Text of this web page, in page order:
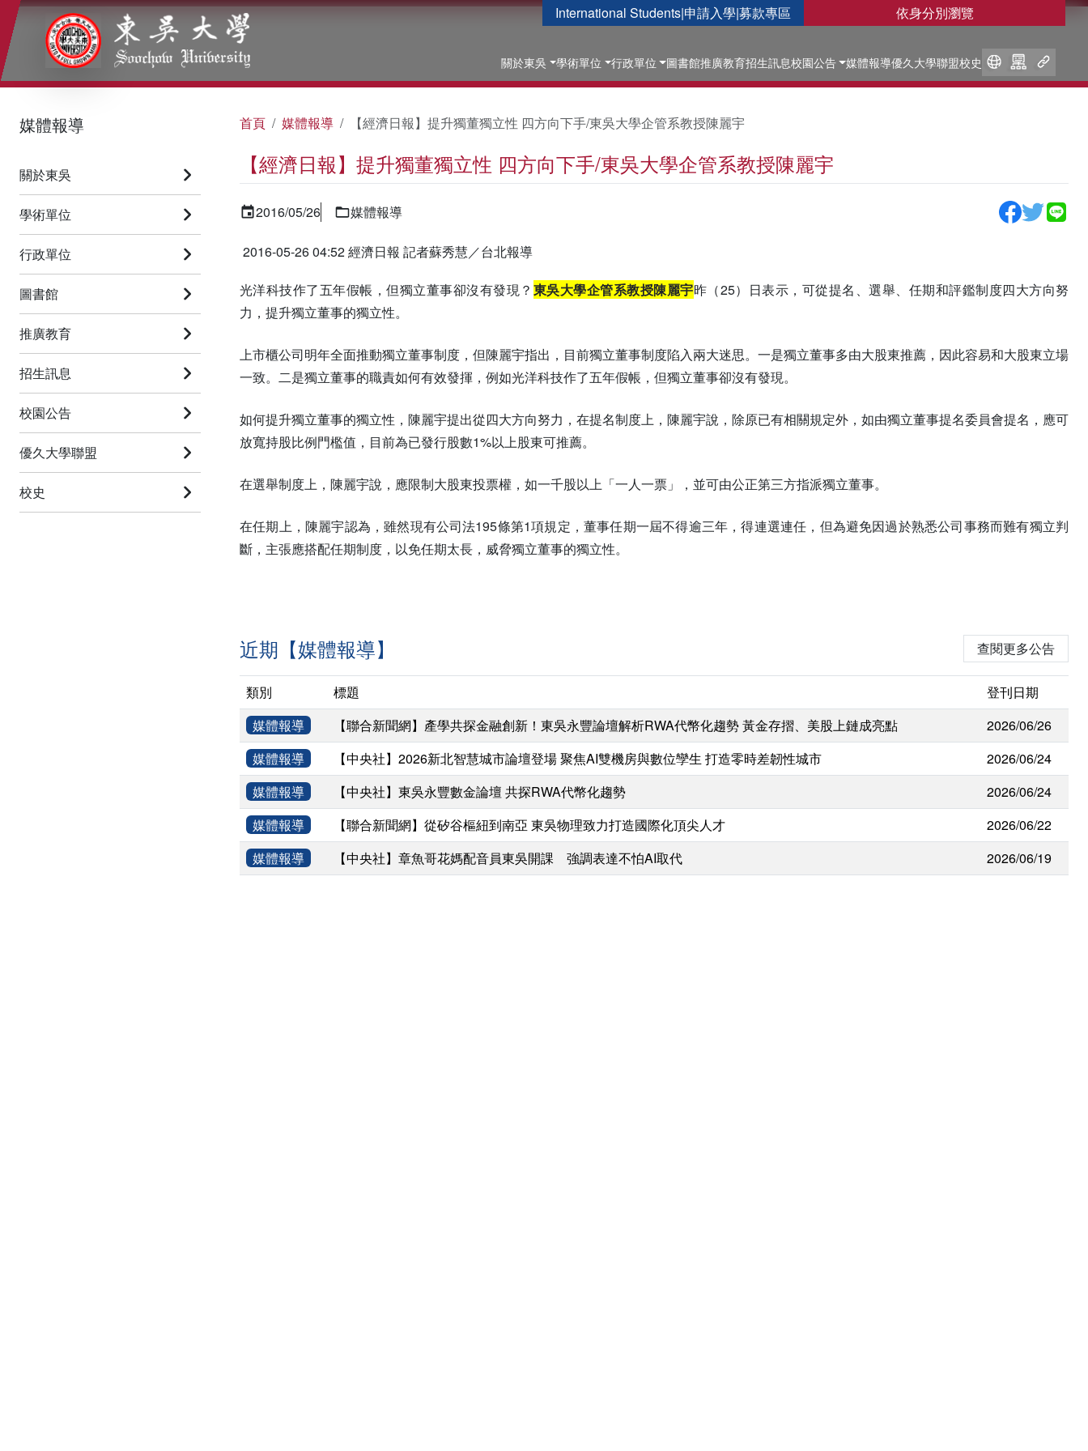
International Students|申請入學|募款專區 依身分別瀏覽
關於東吳 學術單位 行政單位 圖書館推廣教育招生訊息校園公告 媒體報導優久大學聯盟校史
:::
媒體報導
關於東吳
學術單位
行政單位
圖書館
推廣教育
招生訊息
校園公告
優久大學聯盟
校史
首頁 媒體報導 【經濟日報】提升獨董獨立性 四方向下手/東吳大學企管系教授陳麗宇
【經濟日報】提升獨董獨立性 四方向下手/東吳大學企管系教授陳麗宇
2016/05/26 媒體報導
2016-05-26 04:52 經濟日報 記者蘇秀慧／台北報導
光洋科技作了五年假帳，但獨立董事卻沒有發現？ 東吳大學企管系教授陳麗宇昨（25）日表示，可從提名、選舉、任期和評鑑制度四大方向努
力，提升獨立董事的獨立性。
上市櫃公司明年全面推動獨立董事制度，但陳麗宇指出，目前獨立董事制度陷入兩大迷思。一是獨立董事多由大股東推薦，因此容易和大股東立場
一致。二是獨立董事的職責如何有效發揮，例如光洋科技作了五年假帳，但獨立董事卻沒有發現。
如何提升獨立董事的獨立性，陳麗宇提出從四大方向努力，在提名制度上，陳麗宇說，除原已有相關規定外，如由獨立董事提名委員會提名，應可
放寬持股比例門檻值，目前為已發行股數1%以上股東可推薦。
在選舉制度上，陳麗宇說，應限制大股東投票權，如一千股以上「一人一票」，並可由公正第三方指派獨立董事。
在任期上，陳麗宇認為，雖然現有公司法195條第1項規定，董事任期一屆不得逾三年，得連選連任，但為避免因過於熟悉公司事務而難有獨立判
斷，主張應搭配任期制度，以免任期太長，威脅獨立董事的獨立性。
近期【媒體報導】 查閱更多公告
類別 標題
登刊日期
媒體報導
【聯合新聞網】產學共探金融創新！東吳永豐論壇解析RWA代幣化趨勢 黃金存摺、美股上鏈成亮點
2026/06/26
媒體報導
【中央社】2026新北智慧城市論壇登場 聚焦AI雙機房與數位孿生 打造零時差韌性城市
2026/06/24
媒體報導
【中央社】東吳永豐數金論壇 共探RWA代幣化趨勢
2026/06/24
媒體報導
【聯合新聞網】從矽谷樞紐到南亞 東吳物理致力打造國際化頂尖人才
2026/06/22
媒體報導
【中央社】章魚哥花媽配音員東吳開課 強調表達不怕AI取代 2026/06/19